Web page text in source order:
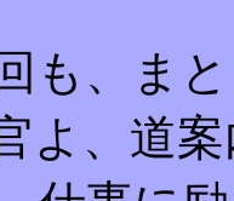
も、ま
よ、道